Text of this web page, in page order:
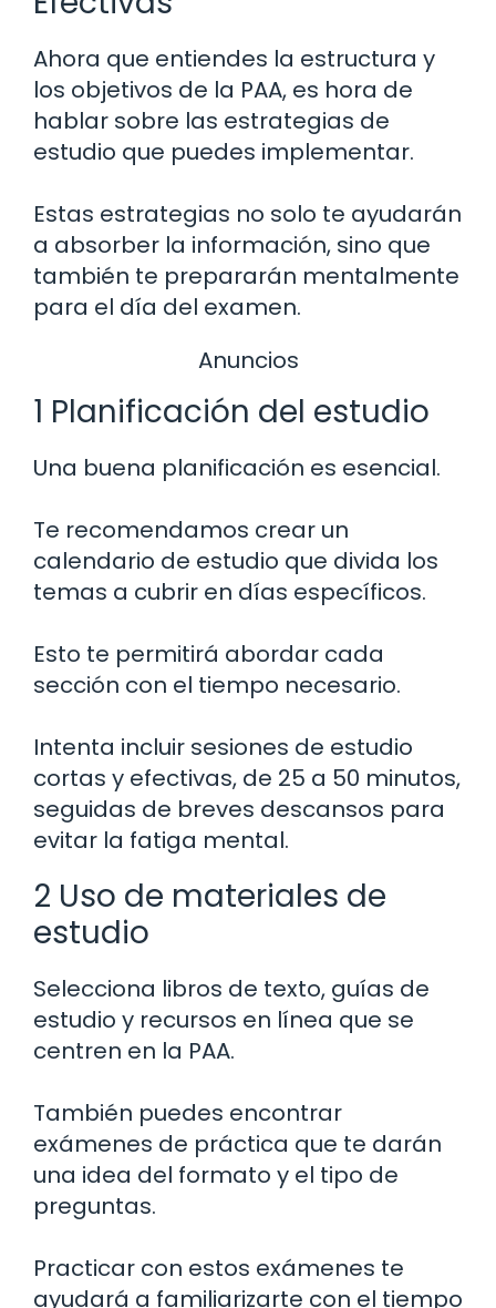
Ahora que entiendes la estructura y
los objetivos de la PAA, es hora de
hablar sobre las estrategias de
estudio que puedes implementar.
Estas estrategias no solo te ayudarán
a absorber la información, sino que
también te prepararán mentalmente
para el día del examen.
Anuncios
1 Planificación del estudio
Una buena planificación es esencial.
Te recomendamos crear un
calendario de estudio que divida los
temas a cubrir en días específicos.
Esto te permitirá abordar cada
sección con el tiempo necesario.
Intenta incluir sesiones de estudio
cortas y efectivas, de 25 a 50 minutos,
seguidas de breves descansos para
evitar la fatiga mental.
2 Uso de materiales de
estudio
Selecciona libros de texto, guías de
estudio y recursos en línea que se
centren en la PAA.
También puedes encontrar
exámenes de práctica que te darán
una idea del formato y el tipo de
preguntas.
Practicar con estos exámenes te
ayudará a familiarizarte con el tiempo